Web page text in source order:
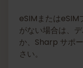
eSIMまたはeSIM
がない場合は、
か、Sharp サポ
さい。